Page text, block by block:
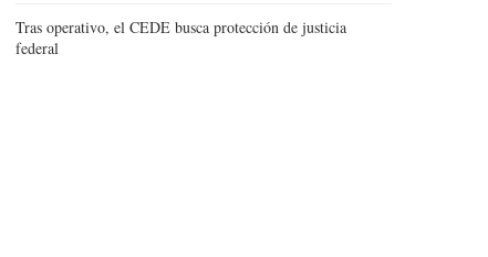
Tras operativo, el CEDE busca protección de justicia
federal